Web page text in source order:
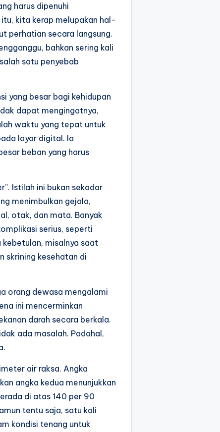
harus dipenuhi
kita kerap melupakan hal-
perhatian secara langsung.
bahkan sering kali
satu penyebab
yang besar bagi kehidupan
dapat mengingatnya,
waktu yang tepat untuk
layar digital. Ia
beban yang harus
Istilah ini bukan sekadar
menimbulkan gejala,
otak, dan mata. Banyak
serius, seperti
kebetulan, misalnya saat
skrining kesehatan di
orang dewasa mengalami
ini mencerminkan
darah secara berkala.
ada masalah. Padahal,
air raksa. Angka
angka kedua menunjukkan
di atas 140 per 90
tentu saja, satu kali
kondisi tenang untuk